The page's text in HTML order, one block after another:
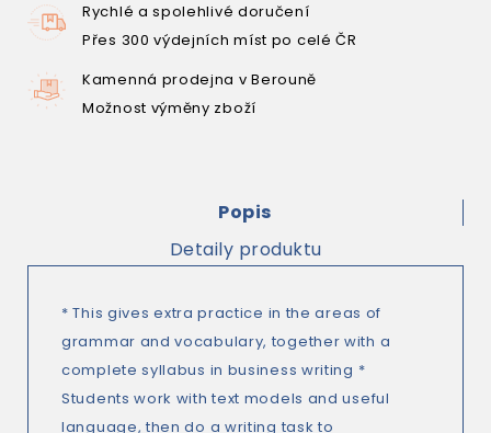
Rychlé a spolehlivé doručení
Přes 300 výdejních míst po celé ČR
Kamenná prodejna v Berouně
Možnost výměny zboží
Popis
Detaily produktu
* This gives extra practice in the areas of
grammar and vocabulary, together with a
complete syllabus in business writing *
Students work with text models and useful
language, then do a writing task to